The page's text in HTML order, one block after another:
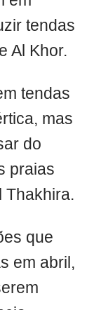
tendas
Al Khor.
tendas
mas
do
praias
Thakhira.
que
em abril,